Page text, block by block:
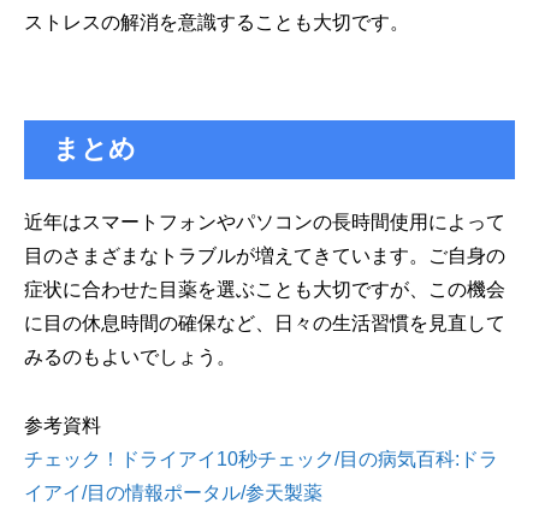
ストレスの解消を意識することも大切です。
まとめ
近年はスマートフォンやパソコンの長時間使用によって
目のさまざまなトラブルが増えてきています。ご自身の
症状に合わせた目薬を選ぶことも大切ですが、この機会
に目の休息時間の確保など、日々の生活習慣を見直して
みるのもよいでしょう。
参考資料
チェック！ドライアイ10秒チェック/目の病気百科:ドラ
イアイ/目の情報ポータル/参天製薬